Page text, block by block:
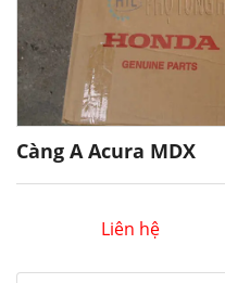
Càng A Acura MDX
Liên hệ